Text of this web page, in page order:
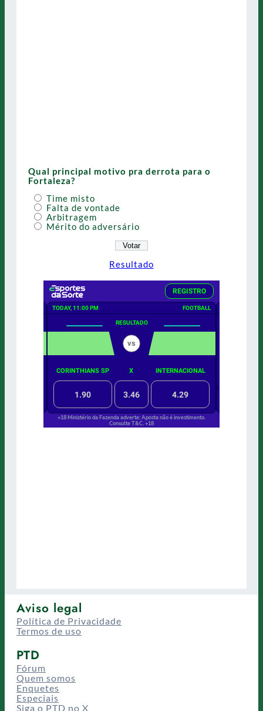
Qual principal motivo pra derrota para o
Fortaleza?
Time misto
Falta de vontade
Arbitragem
Mérito do adversário
Resultado
Aviso legal
Política de Privacidade
Termos de uso
PTD
Fórum
Quem somos
Enquetes
Especiais
Siga o PTD no X